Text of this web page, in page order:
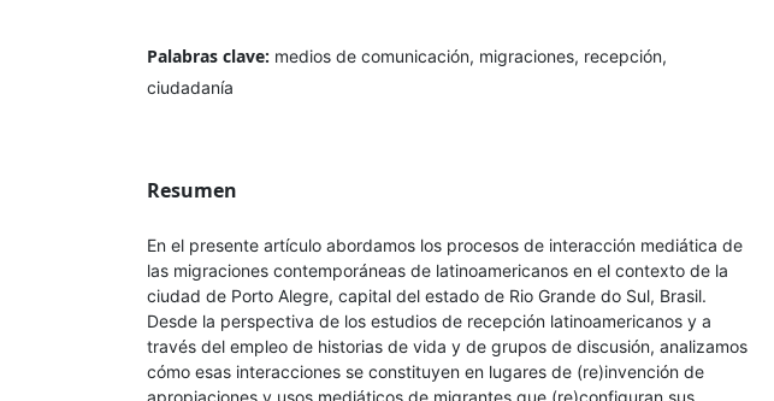
Palabras clave: medios de comunicación, migraciones, recepción,
ciudadanía
Resumen
En el presente artículo abordamos los procesos de interacción mediática de
las migraciones contemporáneas de latinoamericanos en el contexto de la
ciudad de Porto Alegre, capital del estado de Rio Grande do Sul, Brasil.
Desde la perspectiva de los estudios de recepción latinoamericanos y a
través del empleo de historias de vida y de grupos de discusión, analizamos
cómo esas interacciones se constituyen en lugares de (re)invención de
apropiaciones y usos mediáticos de migrantes que (re)configuran sus